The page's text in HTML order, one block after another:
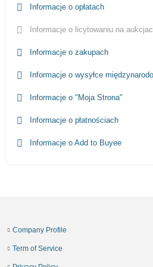
Informacje o opłatach
Informacje o licytowaniu na
Informacje o zakupach
Informacje o wysyłce
Informacje o "Moja Strona"
Informacje o płatnościach
Informacje o Add to Buyee
Company Profile
Term of Service